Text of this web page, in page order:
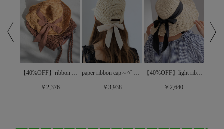
【40%OFF】ribbon hat ～リボンハット
￥2,376
paper ribbon cap～ﾍﾟｰﾊﾟｰﾘﾎﾞﾝｷｬｯﾌﾟ
￥3,938
【40%OFF】light ribbon hat ～ﾗｲﾄﾘﾎﾞﾝﾊｯﾄ
￥2,640